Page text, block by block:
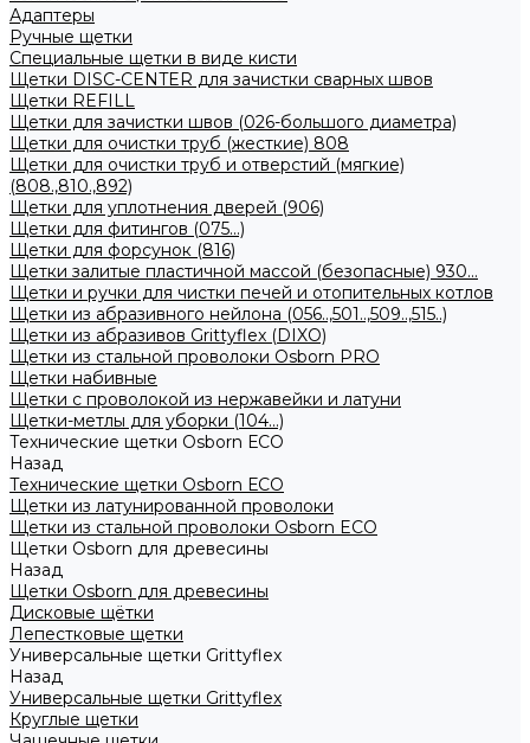
Адаптеры
Ручные щетки
Специальные щетки в виде кисти
Щетки DISC-CENTER для зачистки сварных швов
Щетки REFILL
Щетки для зачистки швов (026-большого диаметра)
Щетки для очистки труб (жесткие) 808
Щетки для очистки труб и отверстий (мягкие)
(808.,810.,892)
Щетки для уплотнения дверей (906)
Щетки для фитингов (075...)
Щетки для форсунок (816)
Щетки залитые пластичной массой (безопасные) 930...
Щетки и ручки для чистки печей и отопительных котлов
Щетки из абразивного нейлона (056..,501..,509..,515..)
Щетки из абразивов Grittyflex (DIXO)
Щетки из стальной проволоки Osborn PRO
Щетки набивные
Щетки с проволокой из нержавейки и латуни
Щетки-метлы для уборки (104...)
Технические щетки Osborn ЕСО
Назад
Технические щетки Osborn ЕСО
Щетки из латунированной проволоки
Щетки из стальной проволоки Osborn ECO
Щетки Osborn для древесины
Назад
Щетки Osborn для древесины
Дисковые щётки
Лепестковые щетки
Универсальные щетки Grittyflex
Назад
Универсальные щетки Grittyflex
Круглые щетки